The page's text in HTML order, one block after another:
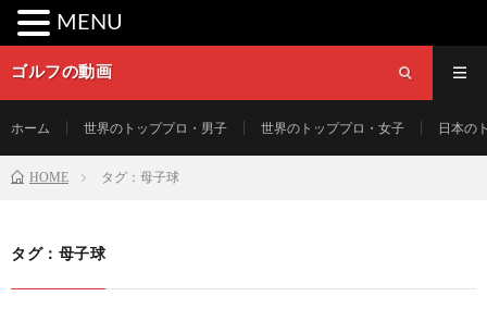
ゴルフの動画
ホーム 世界のトッププロ・男子 世界のトッププロ・女子 日本の
HOME タグ：母子球
タグ：母子球
MENU